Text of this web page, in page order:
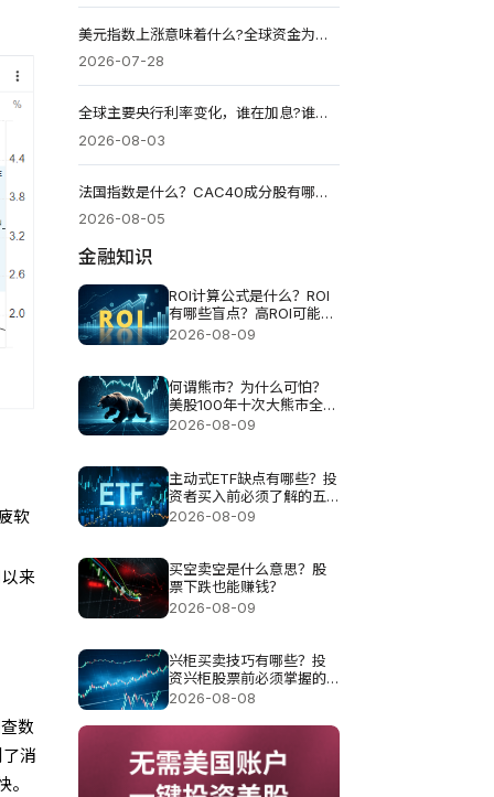
软
来
数
消
美元指数上涨意味着什么?全球资金为何再次涌向美元?
2026-07-28
全球主要央行利率变化，谁在加息?谁在降息?
2026-08-03
法国指数是什么？CAC40成分股有哪些？如何投资？有何风险？
2026-08-05
金融知识
ROI计算公式是什么？ROI
有哪些盲点？高ROI可能伴
随哪些风险？
2026-08-09
何谓熊市？为什么可怕？
美股100年十次大熊市全解
析
2026-08-09
主动式ETF缺点有哪些？投
资者买入前必须了解的五
大风险
2026-08-09
买空卖空是什么意思？股
票下跌也能赚钱？
2026-08-09
兴柜买卖技巧有哪些？投
资兴柜股票前必须掌握的
五个重点
2026-08-08